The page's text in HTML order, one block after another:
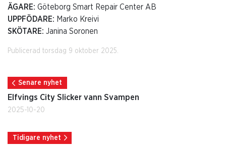
ÄGARE: Göteborg Smart Repair Center AB
UPPFÖDARE: Marko Kreivi
SKÖTARE: Janina Soronen
Publicerad torsdag 9 oktober 2025.
Senare nyhet
Elfvings City Slicker vann Svampen
2025-10-20
Tidigare nyhet